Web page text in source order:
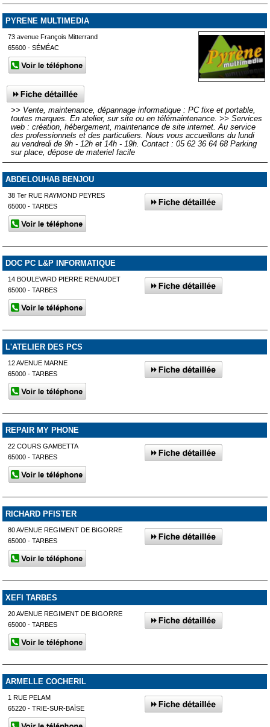
PYRENE MULTIMEDIA
73 avenue François Mitterrand
65600 - SÉMÉAC
>> Vente, maintenance, dépannage informatique : PC fixe et portable,
toutes marques. En atelier, sur site ou en télémaintenance. >> Services
web : création, hébergement, maintenance de site internet. Au service
des professionnels et des particuliers. Nous vous accueillons du lundi
au vendredi de 9h - 12h et 14h - 19h. Contact : 05 62 36 64 68 Parking
sur place, dépose de materiel facile
ABDELOUHAB BENJOU
38 Ter RUE RAYMOND PEYRES
65000 - TARBES
DOC PC L&P INFORMATIQUE
14 BOULEVARD PIERRE RENAUDET
65000 - TARBES
L'ATELIER DES PCS
12 AVENUE MARNE
65000 - TARBES
REPAIR MY PHONE
22 COURS GAMBETTA
65000 - TARBES
RICHARD PFISTER
80 AVENUE REGIMENT DE BIGORRE
65000 - TARBES
XEFI TARBES
20 AVENUE REGIMENT DE BIGORRE
65000 - TARBES
ARMELLE COCHERIL
1 RUE PELAM
65220 - TRIE-SUR-BAÏSE